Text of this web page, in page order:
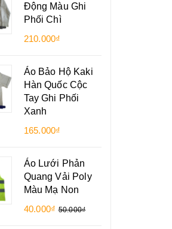
Động Màu Ghi
Phối Chì
210.000₫
Áo Bảo Hộ Kaki
Hàn Quốc Cộc
Tay Ghi Phối
Xanh
165.000₫
Áo Lưới Phản
Quang Vải Poly
Màu Mạ Non
40.000₫ 50.000₫